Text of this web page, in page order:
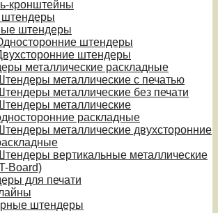
кронштейны
штендеры
штендеры
штендеры
металлические раскладные
металлические с печатью
металлические без печати
металлические
раскладные
металлические двухсторонние
вертикальные металлические
Board)
для печати
штендеры